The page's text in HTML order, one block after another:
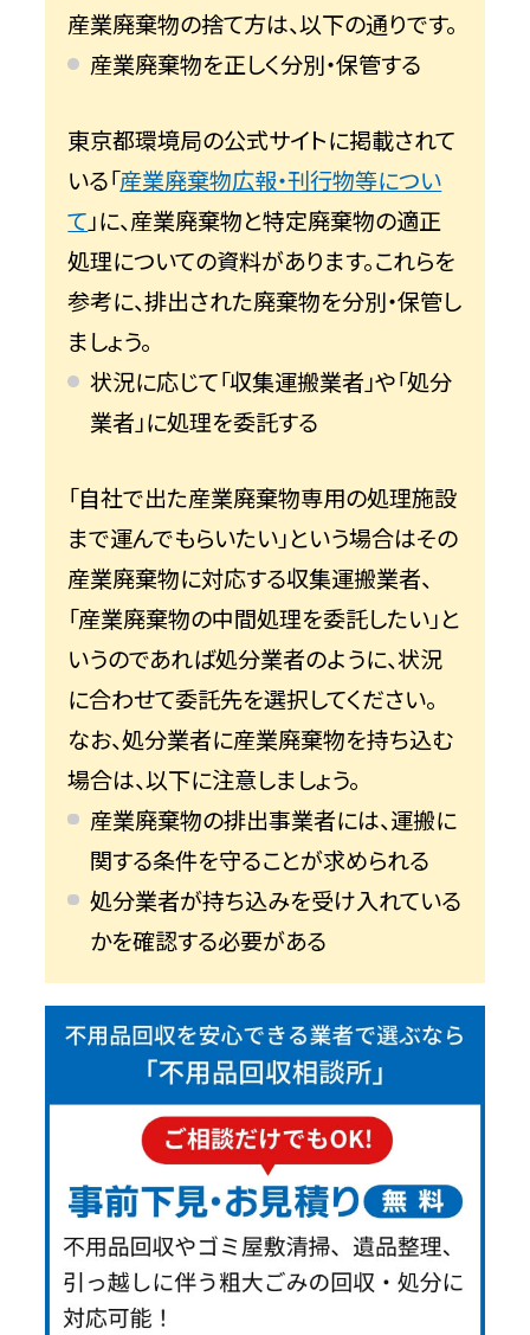
産業廃棄物の捨て方は、以下の通りです。
産業廃棄物を正しく分別・保管する
東京都環境局の公式サイトに掲載されて
いる「産業廃棄物広報・刊行物等につい
て」に、産業廃棄物と特定廃棄物の適正
処理についての資料があります。これらを
参考に、排出された廃棄物を分別・保管し
ましょう。
状況に応じて「収集運搬業者」や「処分
業者」に処理を委託する
「自社で出た産業廃棄物専用の処理施設
まで運んでもらいたい」という場合はその
産業廃棄物に対応する収集運搬業者、
「産業廃棄物の中間処理を委託したい」と
いうのであれば処分業者のように、状況
に合わせて委託先を選択してください。
なお、処分業者に産業廃棄物を持ち込む
場合は、以下に注意しましょう。
産業廃棄物の排出事業者には、運搬に
関する条件を守ることが求められる
処分業者が持ち込みを受け入れている
かを確認する必要がある